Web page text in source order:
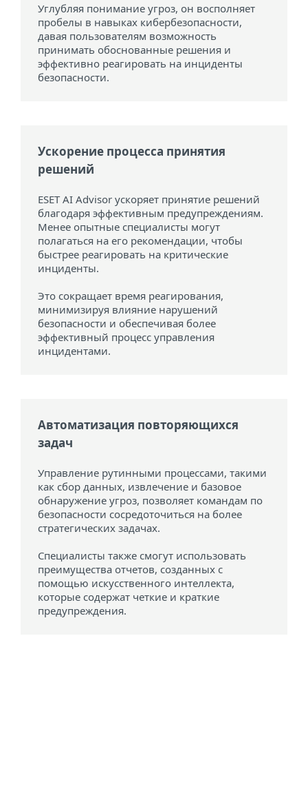
Углубляя понимание угроз, он восполняет
пробелы в навыках кибербезопасности,
давая пользователям возможность
принимать обоснованные решения и
эффективно реагировать на инциденты
безопасности.
Ускорение процесса принятия
решений
ESET AI Advisor ускоряет принятие решений
благодаря эффективным предупреждениям.
Менее опытные специалисты могут
полагаться на его рекомендации, чтобы
быстрее реагировать на критические
инциденты.
Это сокращает время реагирования,
минимизируя влияние нарушений
безопасности и обеспечивая более
эффективный процесс управления
инцидентами.
Автоматизация повторяющихся
задач
Управление рутинными процессами, такими
как сбор данных, извлечение и базовое
обнаружение угроз, позволяет командам по
безопасности сосредоточиться на более
стратегических задачах.
Специалисты также смогут использовать
преимущества отчетов, созданных с
помощью искусственного интеллекта,
которые содержат четкие и краткие
предупреждения.